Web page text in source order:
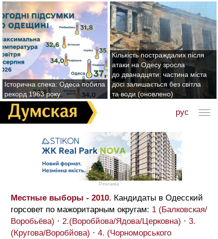
Історична спека: Одеса побила
рекорд 1963 року
Кількість постраждалих після
атаки на Одесу зросла
до дванадцяти: частина міста
досі залишається без світла
та води (оновлено)
рус
Реклама
Местные выборы - 2010. Кандидаты в Одесский
горсовет по мажоритарным округам: 1 (Балковская/
Воробьёва) · 2.(Воробйова/Ядова/Церковна) · 3.
(Кругова/Воробйова) · 4. (Чорноморського